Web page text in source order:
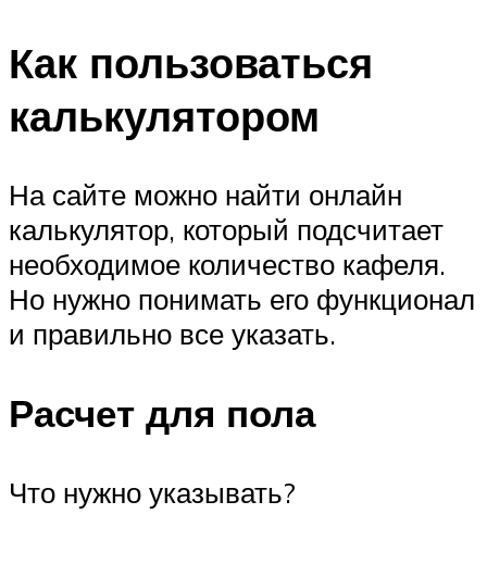
Как пользоваться
калькулятором
На сайте можно найти онлайн
калькулятор, который подсчитает
необходимое количество кафеля.
Но нужно понимать его функционал
и правильно все указать.
Расчет для пола
Что нужно указывать?